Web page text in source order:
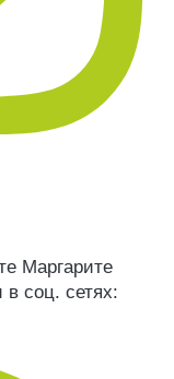
Маргарите
соц. сетях: